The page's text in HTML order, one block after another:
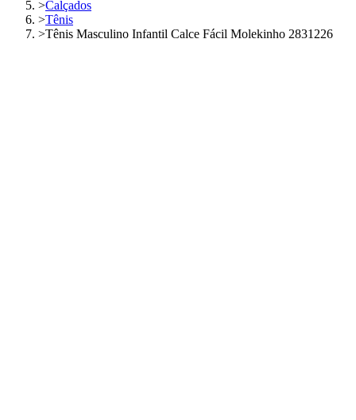
>Calçados
>Tênis
>Tênis Masculino Infantil Calce Fácil Molekinho 2831226